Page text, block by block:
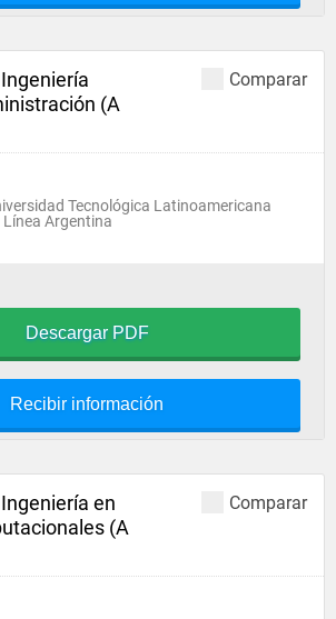
Comparar
(A
Tecnológica Latinoamericana
Línea Argentina
Descargar PDF
Recibir información
Comparar
en
(A